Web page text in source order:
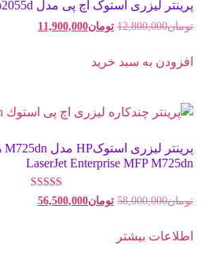
پرینتر لیزری استوک اچ پی مدل LaserJet Enterprise p2055d
تومان12,800,000 تومان11,900,000
افزودن به سبد خرید
LaserJet Enterprise MFP M725dn
امتیاز
5.00
تومان58,000,000 تومان56,500,000
اطلاعات بیشتر